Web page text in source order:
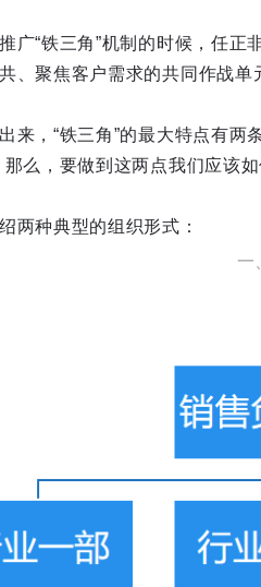
广“铁三角”机制的时候，任
、聚焦客户需求的共同作战
来，“铁三角”的最大特点有
么，要做到这两点我们应该如
两种典型的组织形式：
一